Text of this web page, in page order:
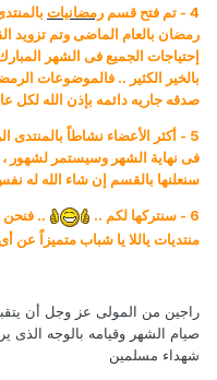
4 - تم فتح قسم رمضانيات
رمضان بالعام الماضى وتم تزويد
إحتياجات الجميع فى الشهر
بالخير الكثير .. فالموضوعات
صدقه جاريه دائمه بإذن الله لكل
5 - أكثر الأعضاء نشاطاً
فى نهاية الشهر وسيستمر لشهور ،
سنعلنها بالقسم إن شاء الله له
6 - سنتركها لكم ..
.. فنحن
منتديات ياللا يا شباب متميزاً عن
راجين من المولى عز وجل أن
صيام الشهر وقيامه بالوجه الذى
شهداء مسلمين